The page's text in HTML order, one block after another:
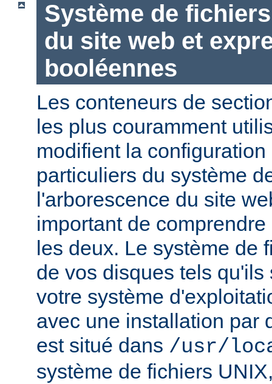
Système de
du site web et
booléennes
Les conteneurs de
les plus couramment
modifient la
particuliers du système
l'arborescence du site
important de
les deux. Le système de
de vos disques tels qu'ils
votre système
avec une installation par
est situé dans /usr/
système de fichiers